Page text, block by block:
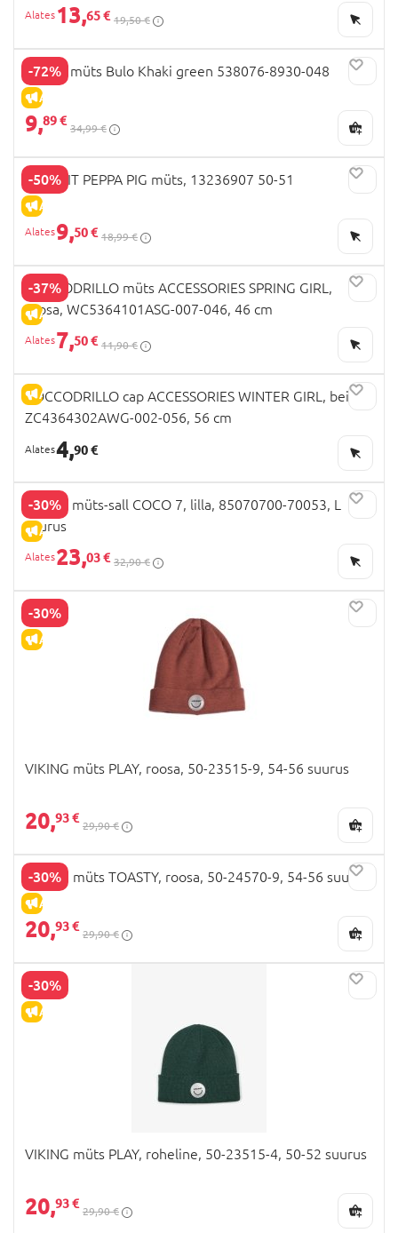
13,65 € 19,50 €
-72%
ALLAHINDLUS
REIMA müts Bulo Khaki green 538076-8930-048
9,89 €
34,99 €
-50%
ALLAHINDLUS
NAME IT PEPPA PIG müts, 13236907 50-51
9,50 € 18,99 €
-37%
ALLAHINDLUS
COCCODRILLO müts ACCESSORIES SPRING GIRL,
roosa, WC5364101ASG-007-046, 46 cm
7,50 € 11,90 €
ALLAHINDLUS
COCCODRILLO cap ACCESSORIES WINTER GIRL, beige,
ZC4364302AWG-002-056, 56 cm
4,90 €
-30%
ALLAHINDLUS
HUPPA müts-sall COCO 7, lilla, 85070700-70053, L
suurus
23,03 € 32,90 €
-30%
ALLAHINDLUS
VIKING müts PLAY, roosa, 50-23515-9, 54-56 suurus
20,93 €
29,90 €
-30%
ALLAHINDLUS
VIKING müts TOASTY, roosa, 50-24570-9, 54-56 suurus
20,93 €
29,90 €
-30%
ALLAHINDLUS
VIKING müts PLAY, roheline, 50-23515-4, 50-52 suurus
20,93 €
29,90 €